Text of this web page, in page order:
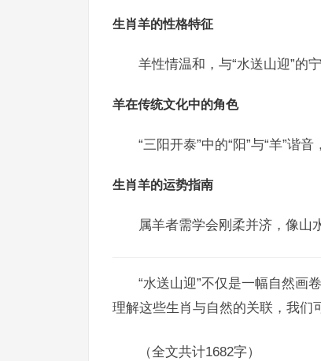
生肖羊的性格特征
羊性情温和，与“水送山迎”的
羊在传统文化中的角色
“三阳开泰”中的“阳”与“羊”谐
生肖羊的运势指南
属羊者需学会刚柔并济，像山
“水送山迎”不仅是一幅自然画
理解这些生肖与自然的关联，我们
（全文共计1682字）